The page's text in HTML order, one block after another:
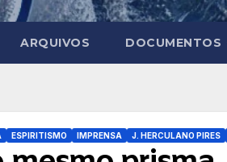
ARQUIVOS DOCUMENTOS
ESPIRITISMO IMPRENSA J. HERCULANO PIRES